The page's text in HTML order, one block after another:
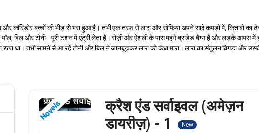
बच्चों की भीड़ से भरा हुआ है। तभी एक तरफ से लारा और सोफिया अपने सादे कपड़ों में, किताबों का
पॉल, बिल और टोनी—पूरी टशन में एंट्री लेता है। रोज़ी और ऐशली के पास महंगे ब्रांडेड बैग्स हैं और लड़के आपस में
रखा था। तभी सामने से आ रहे टोनी और बिल ने जानबूझकर लारा को कंधा मारा। लारा का संतुलन बिगड़ा और
Novels
क्रैश एंड सर्वाइवल (अमेज़न
डायरीज़) - 1
New